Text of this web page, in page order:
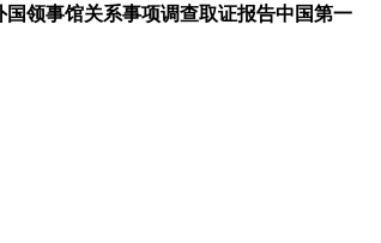
领事馆关系事项调查取证报告中国第一